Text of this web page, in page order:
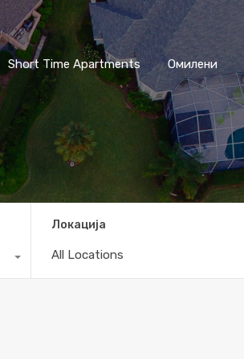
Short Time Apartments Омилени
Локација
All Locations